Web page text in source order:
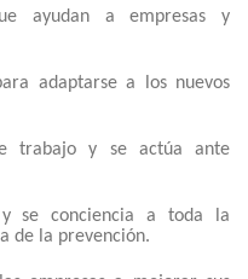
ayudan a empresas y
adaptarse a los nuevos
trabajo y se actúa ante
se conciencia a toda la
de la prevención.